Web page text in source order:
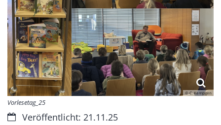
© C. Kempgen
Vorlesetag_25
Datum:Veröffentlicht: 21.11.25